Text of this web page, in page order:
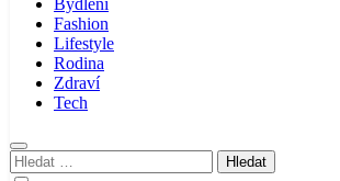
Fashion
Lifestyle
Rodina
Zdraví
Tech
Vyhledávání